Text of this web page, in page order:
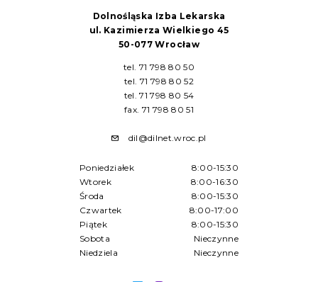
Dolnośląska Izba Lekarska
ul. Kazimierza Wielkiego 45
50-077 Wrocław
tel. 71 798 80 50
tel. 71 798 80 52
tel. 71 798 80 54
fax. 71 798 80 51
dil@dilnet.wroc.pl
Poniedziałek
8:00-15:30
Wtorek
8:00-16:30
Środa
8:00-15:30
Czwartek
8:00-17:00
Piątek
8:00-15:30
Sobota
Nieczynne
Niedziela
Nieczynne